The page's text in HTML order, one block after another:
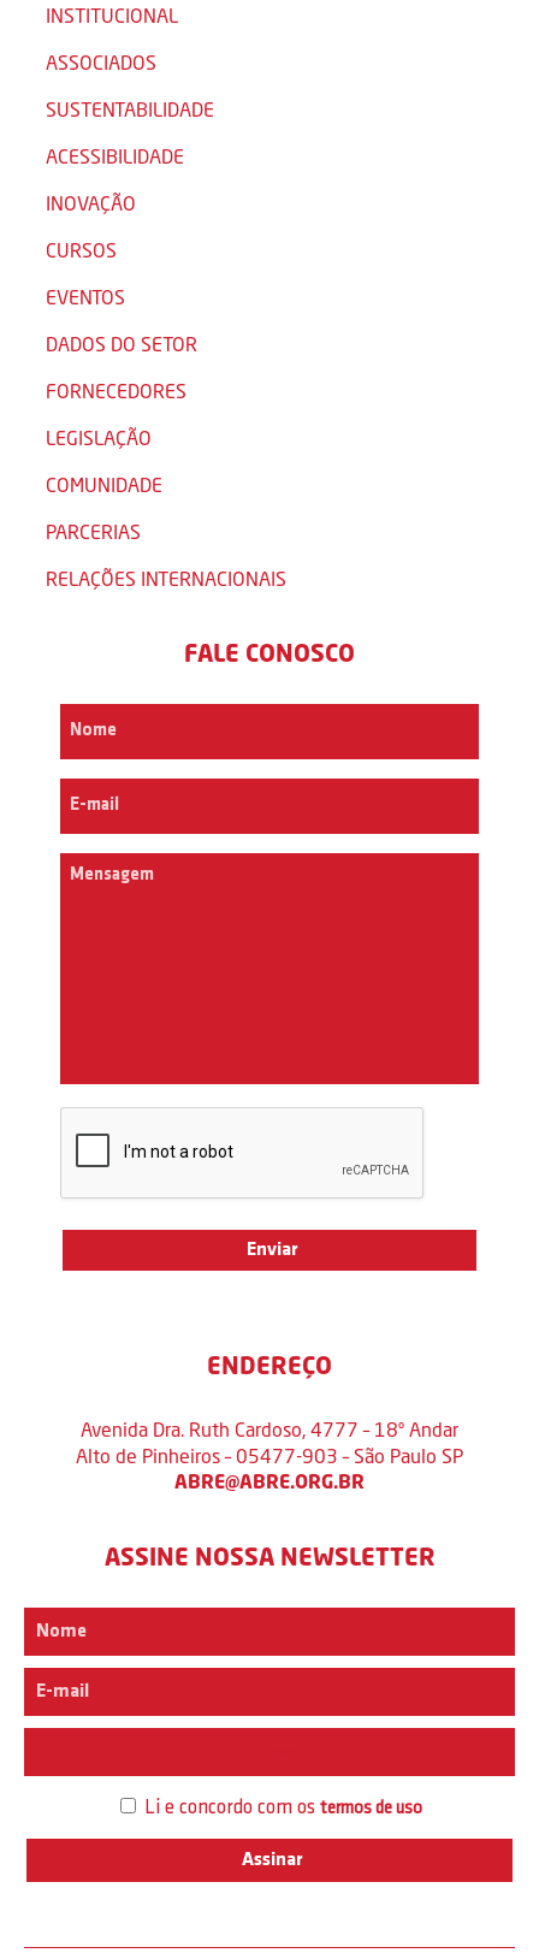
INSTITUCIONAL
ASSOCIADOS
SUSTENTABILIDADE
ACESSIBILIDADE
INOVAÇÃO
CURSOS
EVENTOS
DADOS DO SETOR
FORNECEDORES
LEGISLAÇÃO
COMUNIDADE
PARCERIAS
RELAÇÕES INTERNACIONAIS
FALE CONOSCO
ENDEREÇO
Avenida Dra. Ruth Cardoso, 4777 – 18º Andar
Alto de Pinheiros – 05477-903 – São Paulo SP
ABRE@ABRE.ORG.BR
ASSINE NOSSA NEWSLETTER
Li e concordo com os termos de uso